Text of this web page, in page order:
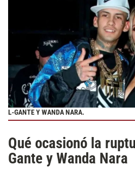
L-GANTE Y WANDA NARA.
Qué ocasionó la
Gante y Wanda Nara